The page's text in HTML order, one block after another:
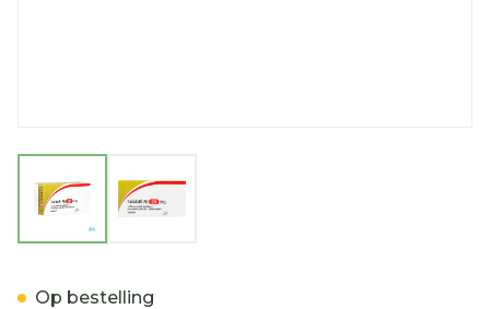
Op bestelling